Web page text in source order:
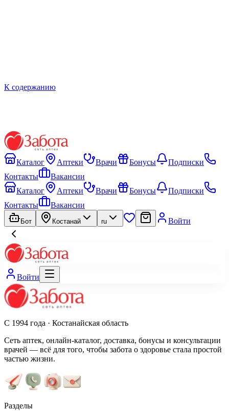
К содержанию
Каталог Аптеки Врачи Бонусы
Подписки
Контакты
Вакансии
Каталог
Аптеки Врачи Бонусы
Подписки
Контакты
Вакансии
Бот Костанай ru Войти
Войти
С 1994 года · Костанайская область
Сеть аптек, онлайн-каталог, доставка, бонусы и консультации
врачей — всё для того, чтобы забота о здоровье стала простой
частью жизни.
Разделы